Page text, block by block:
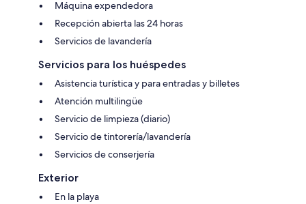
Máquina expendedora
Recepción abierta las 24 horas
Servicios de lavandería
Servicios para los huéspedes
Asistencia turística y para entradas y billetes
Atención multilingüe
Servicio de limpieza (diario)
Servicio de tintorería/lavandería
Servicios de conserjería
Exterior
En la playa